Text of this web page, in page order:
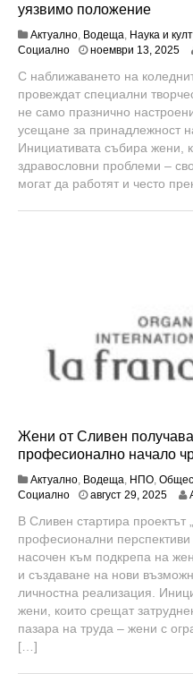
уязвимо положение
Актуално Водеща Наука и
Социално
ноември 13, 2025ю
и
1
,
2
6
С наближаването на
провеждат специални
не само празнично
усещане за принадлежност
Инициативата събира жени,
здравословни проблеми –
могат да работят и често
Жени от Сливен
професионално начало
Актуално, Водеща, НПО,
Социално
август 29, 2025ю
и
1
,
2
0
2
6
В Сливен стартира
професионални
насочен към подкрепа на
и създаване на нови
личностна реализация.
жени, които срещат
пазара на труда – жени с
[…]